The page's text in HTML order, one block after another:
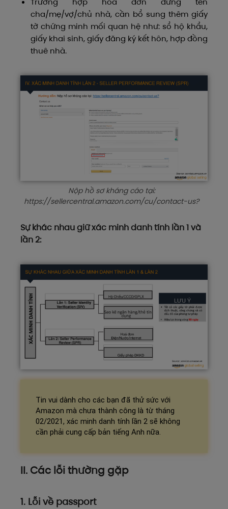
cha/mẹ/vợ/chủ nhà, cần bổ sung thêm giấy
tờ chứng minh mối quan hệ như: sổ hộ khẩu,
giấy khai sinh, giấy đăng ký kết hôn, hợp đồng
thuê nhà.
Nộp hồ sơ kháng cáo tại:
https://sellercentral.amazon.com/cu/contact-us?
Sự khác nhau giữ xác minh danh tính lần 1 và
lần 2:
Tin vui dành cho các bạn đã thử sức với
Amazon mà chưa thành công là từ tháng
02/2021, xác minh danh tính lần 2 sẽ không
cần phải cung cấp bản tiếng Anh nữa.
II. Các lỗi thường gặp
1. Lỗi về passport